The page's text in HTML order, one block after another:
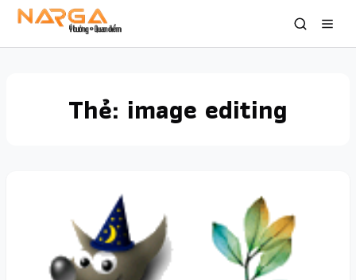
Thẻ: image editing